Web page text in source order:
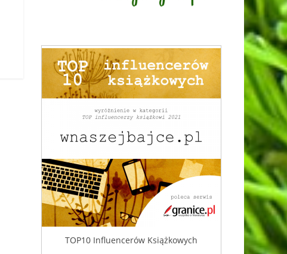
TOP10 Influencerów Książkowych